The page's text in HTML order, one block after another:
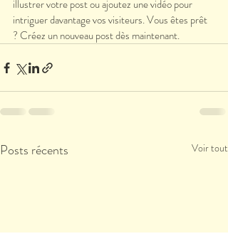
illustrer votre post ou ajoutez une vidéo pour
intriguer davantage vos visiteurs. Vous êtes prêt
? Créez un nouveau post dès maintenant.
Posts récents Voir tout